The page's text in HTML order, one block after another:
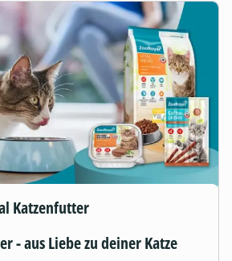
Katzenfutter
- aus Liebe zu deiner Katze